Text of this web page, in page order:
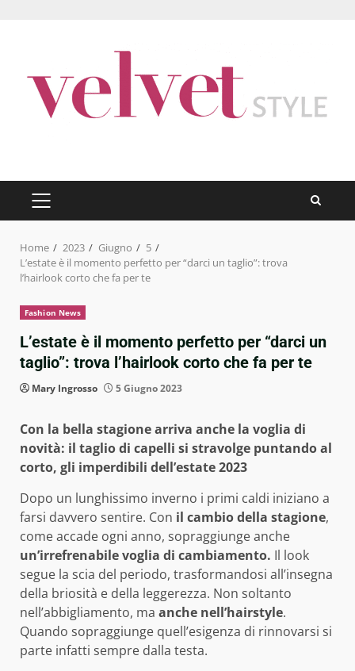
PRIMARY
MENU
Home 2023 Giugno
5
L’estate è il momento perfetto per “darci un taglio”: trova
l’hairlook corto che fa per te
Fashion News
L’estate è il momento perfetto per “darci un
taglio”: trova l’hairlook corto che fa per te
Mary Ingrosso 5 Giugno 2023
Con la bella stagione arriva anche la voglia di
novità: il taglio di capelli si stravolge puntando al
corto, gli imperdibili dell’estate 2023
Dopo un lunghissimo inverno i primi caldi iniziano a
farsi davvero sentire. Con il cambio della stagione,
come accade ogni anno, sopraggiunge anche
un’irrefrenabile voglia di cambiamento. Il look
segue la scia del periodo, trasformandosi all’insegna
della briosità e della leggerezza. Non soltanto
nell’abbigliamento, ma anche nell’hairstyle.
Quando sopraggiunge quell’esigenza di rinnovarsi si
parte infatti sempre dalla testa.